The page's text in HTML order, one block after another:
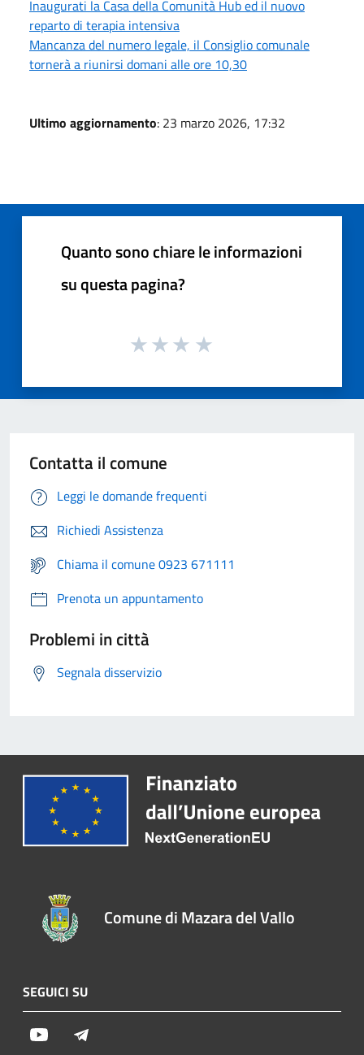
Inaugurati la Casa della Comunità Hub ed il nuovo
reparto di terapia intensiva
Mancanza del numero legale, il Consiglio comunale
tornerà a riunirsi domani alle ore 10,30
Ultimo aggiornamento: 23 marzo 2026, 17:32
Quanto sono chiare le informazioni
su questa pagina?
Contatta il comune
Leggi le domande frequenti
Richiedi Assistenza
Chiama il comune 0923 671111
Prenota un appuntamento
Problemi in città
Segnala disservizio
Comune di Mazara del Vallo
SEGUICI SU
Youtube